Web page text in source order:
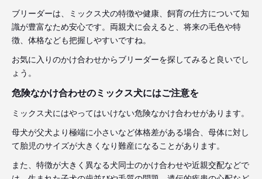
ブリーダーは、ミックス犬の特徴や健康、飼育の仕方について知
識が豊富なため安心です。両親犬に会えると、将来の毛色や特
徴、体格なども把握しやすいですね。
お気に入りのかけ合わせからブリーダーを探してみると良いでし
ょう。
危険なかけ合わせのミックス犬にはご注意を
ミックス犬にはやってはいけない危険なかけ合わせがあります。
母犬が父犬より極端に小さいなど体格差がある場合、母体に対し
て胎児のサイズが大きくなり難産になることがあります。
また、特徴が大きく異なる犬同士のかけ合わせや近親交配などで